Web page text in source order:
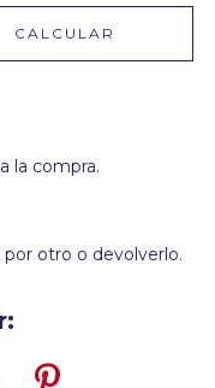
CALCULAR
la compra.
otro o devolverlo.